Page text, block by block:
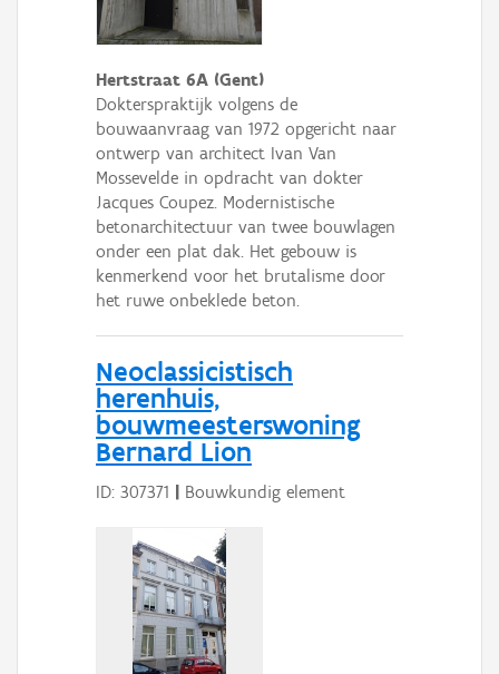
Hertstraat 6A (Gent)
Dokterspraktijk volgens de
bouwaanvraag van 1972 opgericht naar
ontwerp van architect Ivan Van
Mossevelde in opdracht van dokter
Jacques Coupez. Modernistische
betonarchitectuur van twee bouwlagen
onder een plat dak. Het gebouw is
kenmerkend voor het brutalisme door
het ruwe onbeklede beton.
Neoclassicistisch
herenhuis,
bouwmeesterswoning
Bernard Lion
ID: 307371 Bouwkundig element